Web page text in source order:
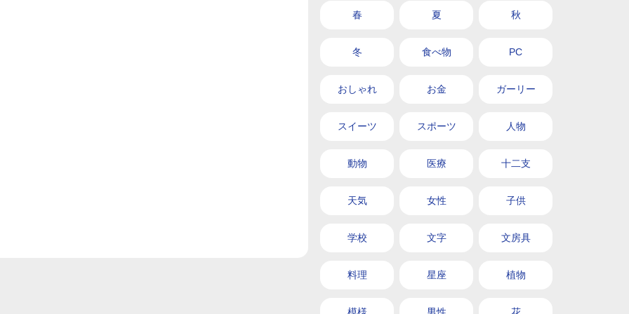
春 夏 秋
冬 食べ物 PC
おしゃれ お金 ガーリー
スイーツ スポーツ 人物
動物 医療 十二支
天気 女性 子供
学校 文字 文房具
料理 星座 植物